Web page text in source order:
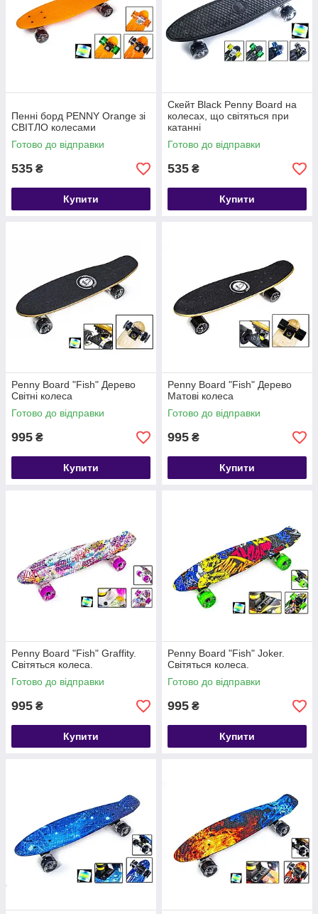
Пенні борд PENNY Orange зі
СВІТЛО колесами
Готово до відправки
535 ₴
Купити
Скейт Black Penny Board на
колесах, що світяться при
катанні
Готово до відправки
535 ₴
Купити
Penny Board "Fish" Дерево
Світні колеса
Готово до відправки
995 ₴
Купити
Penny Board "Fish" Дерево
Матові колеса
Готово до відправки
995 ₴
Купити
Penny Board "Fish" Graffity.
Світяться колеса.
Готово до відправки
995 ₴
Купити
Penny Board "Fish" Joker.
Світяться колеса.
Готово до відправки
995 ₴
Купити